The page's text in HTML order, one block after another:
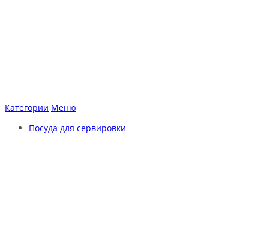
Категории Меню
Посуда для сервировки